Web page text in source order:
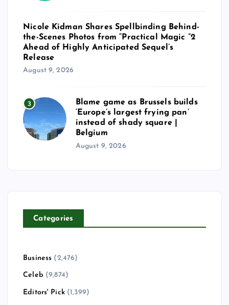
Nicole Kidman Shares Spellbinding Behind-
the-Scenes Photos from “Practical Magic ”2
Ahead of Highly Anticipated Sequel’s
Release
August 9, 2026
3
Blame game as Brussels builds
‘Europe’s largest frying pan’
instead of shady square |
Belgium
August 9, 2026
Categories
Business (2,476)
Celeb (9,874)
Editors' Pick(1,399)